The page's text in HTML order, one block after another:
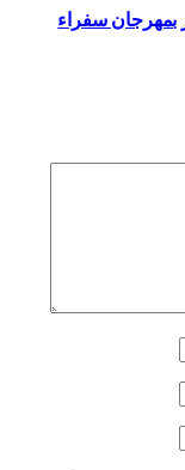
بمهرجان سفراء